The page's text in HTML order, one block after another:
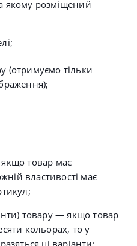
якому розміщений
(отримуємо тільки
;
товар має
властивості має
товару — якщо товар
кольорах, то у
ці варіанти: